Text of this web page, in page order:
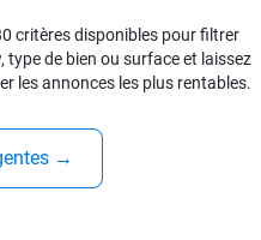
critères disponibles pour filtrer
type de bien ou surface et laissez
les annonces les plus rentables.
→